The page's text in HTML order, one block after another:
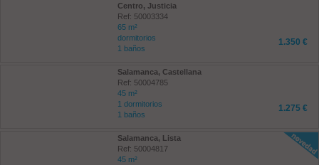
Centro, Justicia
Ref: 50003334
65 m²
dormitorios
1 baños
1.350 €
Salamanca, Castellana
Ref: 50004785
45 m²
1 dormitorios
1 baños
1.275 €
Salamanca, Lista
Ref: 50004817
45 m²